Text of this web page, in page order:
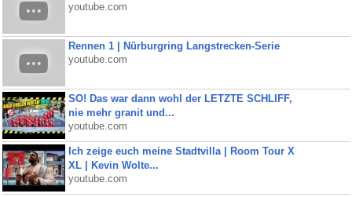
youtube.com
Rennen 1 | Nürburgring Langstrecken-Serie
youtube.com
SO! Das war dann wohl der LETZTE SCHLIFF,
nie mehr granit und...
youtube.com
Ich zeige euch meine Stadtvilla | Room Tour X
XL | Kevin Wolte...
youtube.com